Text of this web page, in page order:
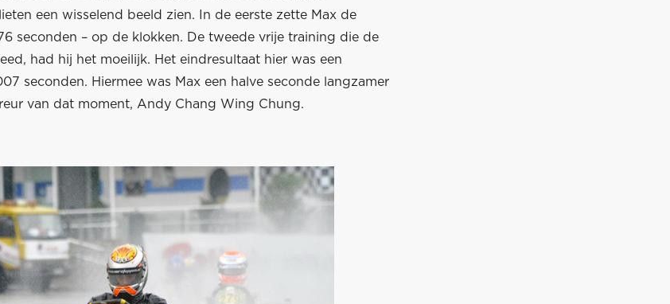
een wisselend beeld zien. In de eerste zette Max de
seconden – op de klokken. De tweede vrije training die de
had hij het moeilijk. Het eindresultaat hier was een
seconden. Hiermee was Max een halve seconde langzamer
van dat moment, Andy Chang Wing Chung.